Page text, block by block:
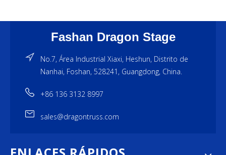
Fashan Dragon Stage
No.7, Área Industrial Xiaxi, Heshun, Distrito de
Nanhai, Foshan, 528241, Guangdong, China.
+86 136 3132 8997
sales@dragontruss.com